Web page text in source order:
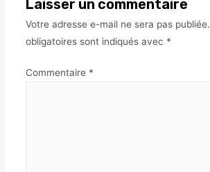
Laisser un commentaire
Votre adresse e-mail ne sera pas publiée.
obligatoires sont indiqués avec *
Commentaire *